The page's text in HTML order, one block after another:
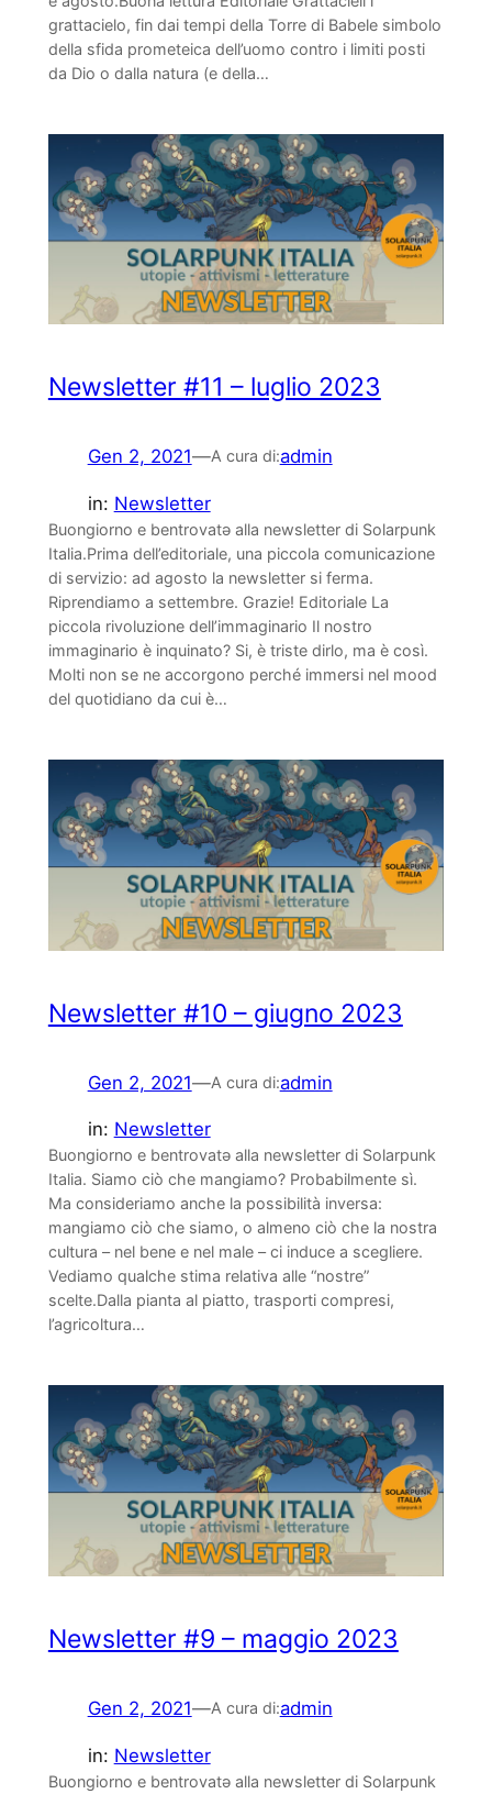
grattacielo, fin dai tempi della Torre di Babele simbolo
della sfida prometeica dell’uomo contro i limiti posti
da Dio o dalla natura (e della…
Newsletter #11 – luglio 2023
Gen 2, 2021—A cura di:admin
in: Newsletter
Buongiorno e bentrovatə alla newsletter di Solarpunk
Italia.Prima dell’editoriale, una piccola comunicazione
di servizio: ad agosto la newsletter si ferma.
Riprendiamo a settembre. Grazie! Editoriale La
piccola rivoluzione dell’immaginario Il nostro
immaginario è inquinato? Si, è triste dirlo, ma è così.
Molti non se ne accorgono perché immersi nel mood
del quotidiano da cui è…
Newsletter #10 – giugno 2023
Gen 2, 2021—A cura di:admin
in: Newsletter
Buongiorno e bentrovatə alla newsletter di Solarpunk
Italia. Siamo ciò che mangiamo? Probabilmente sì.
Ma consideriamo anche la possibilità inversa:
mangiamo ciò che siamo, o almeno ciò che la nostra
cultura – nel bene e nel male – ci induce a scegliere.
Vediamo qualche stima relativa alle “nostre”
scelte.Dalla pianta al piatto, trasporti compresi,
l’agricoltura…
Newsletter #9 – maggio 2023
Gen 2, 2021—A cura di:admin
in: Newsletter
Buongiorno e bentrovatə alla newsletter di Solarpunk